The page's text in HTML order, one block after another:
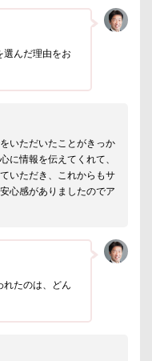
選んだ理由をお
いただいたことがきっか
に情報を伝えてくれて、
いただき、これからもサ
心感がありましたのでア
れたのは、どん